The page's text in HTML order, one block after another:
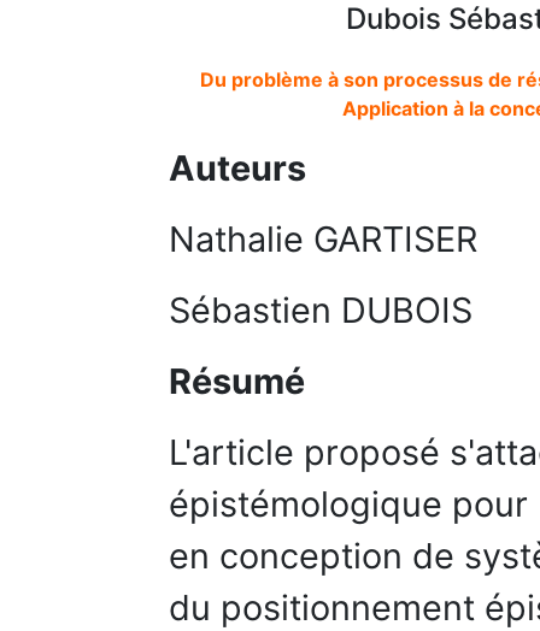
Dubois
Du problème à son processus de
Application à la
Auteurs
Nathalie GARTISER
Sébastien DUBOIS
Résumé
L'article proposé
épistémologique
en conception de
du positionnement